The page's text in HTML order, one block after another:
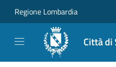
Regione Lombardia
Città di